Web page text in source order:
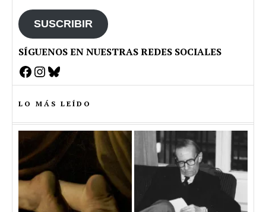
SUSCRIBIR
SÍGUENOS EN NUESTRAS REDES SOCIALES
Facebook
Instagram
Bluesky
LO MÁS LEÍDO